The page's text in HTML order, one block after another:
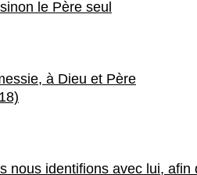
le Père seul
à Dieu et Père
identifions avec lui,